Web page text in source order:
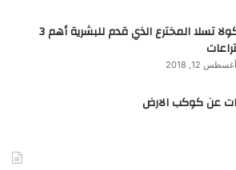
نيكولا تسلا المخترع الذي قدم للبشرية أهم 3
أغسطس 12, 2018
عن كوكب الارض